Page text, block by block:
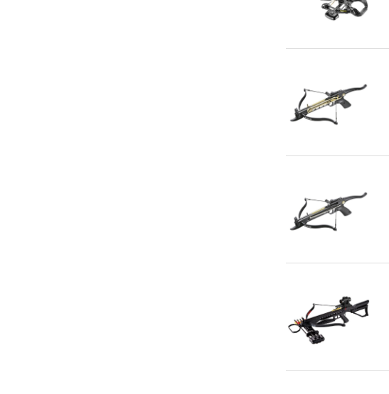
Anteprima
Anteprima
Anteprima
Anteprima